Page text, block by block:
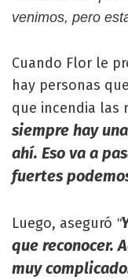
venimos, pero
Cuando Flor le
hay personas
que incendia las
siempre hay
ahí. Eso va a
fuertes
Luego, aseguró "
que reconocer.
muy